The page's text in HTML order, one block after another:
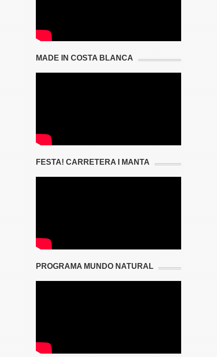
MADE IN COSTA BLANCA
FESTA! CARRETERA I MANTA
PROGRAMA MUNDO NATURAL